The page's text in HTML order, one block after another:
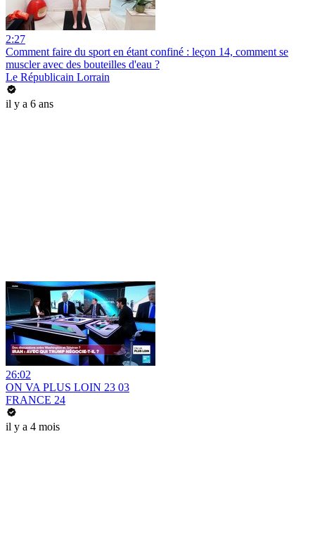
2:27
Comment faire du sport en étant confiné : leçon 14, comment se
muscler avec des bouteilles d'eau ?
Le Républicain Lorrain
il y a 6 ans
26:02
ON VA PLUS LOIN 23 03
FRANCE 24
il y a 4 mois